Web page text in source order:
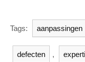
Tags: aanpassingen
defecten ,